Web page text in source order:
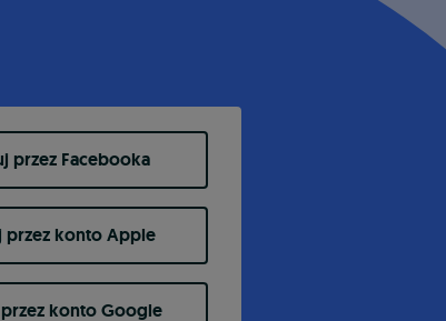
przez Facebooka
przez konto Apple
konto Google